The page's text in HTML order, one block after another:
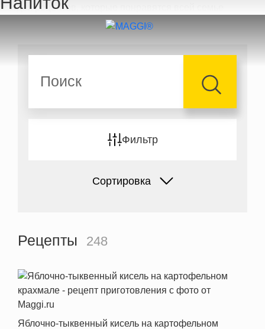
Перейти к основному содержанию
Фильтр
Сортировка
Рецепты 248
Яблочно-тыквенный кисель на картофельном